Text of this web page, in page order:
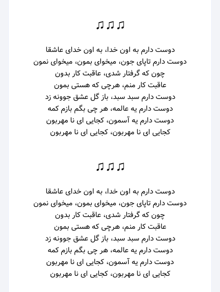
♫♫♫
دوست دارم به اون خدا، به اون خدای عاشقا
دوست دارم تاپای جون، میخوای بمون، میخوای نمون
چون که گرفتار شدی، عاقبت کار بدون
عاقبت کار منم، هرچی که هستی بمون
دوست دارم سبد سبد، باز گل عشق جوونه زد
دوست دارم یه عالمه، هر چی بگم بازم کمه
دوست دارم یه آسمون، کجایی ای نا مهربون
کجایی ای نا مهربون، کجایی ای نا مهربون
♫♫♫
دوست دارم به اون خدا، به اون خدای عاشقا
دوست دارم تاپای جون، میخوای بمون، میخوای نمون
چون که گرفتار شدی، عاقبت کار بدون
عاقبت کار منم، هرچی که هستی بمون
دوست دارم سبد سبد، باز گل عشق جوونه زد
دوست دارم یه عالمه، هر چی بگم بازم کمه
دوست دارم یه آسمون، کجایی ای نا مهربون
کجایی ای نا مهربون، کجایی ای نا مهربون